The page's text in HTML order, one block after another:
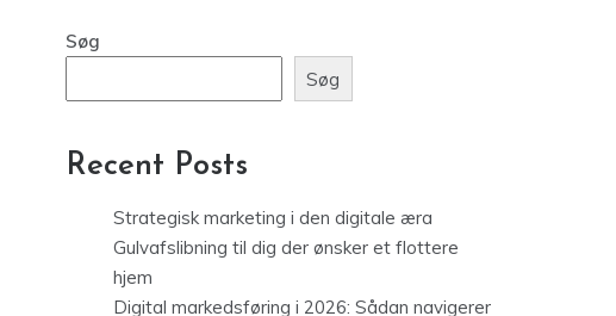
Søg
Søg
Recent Posts
Strategisk marketing i den digitale æra
Gulvafslibning til dig der ønsker et flottere
hjem
Digital markedsføring i 2026: Sådan navigerer